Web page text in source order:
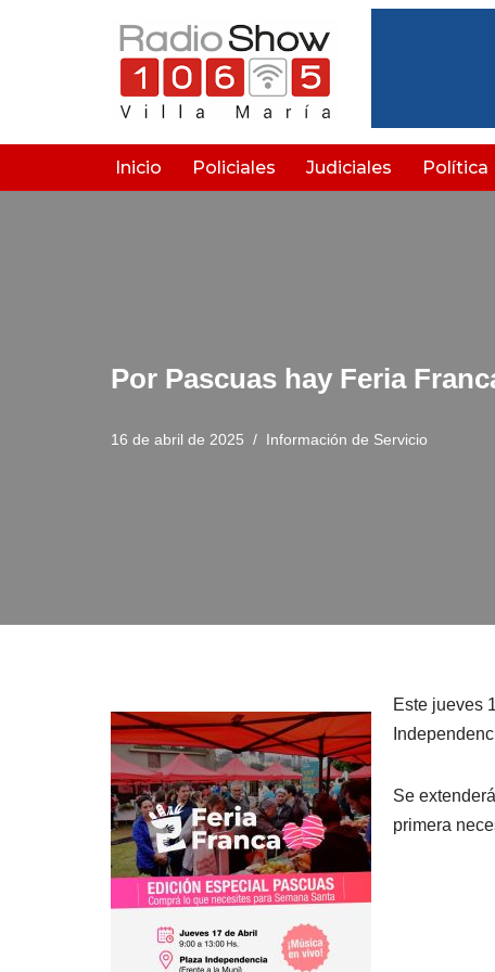
Inicio Policiales Judiciales Política
Por Pascuas hay Feria
16 de abril de 2025 Información de Servicio
Este jueves
Se
primera